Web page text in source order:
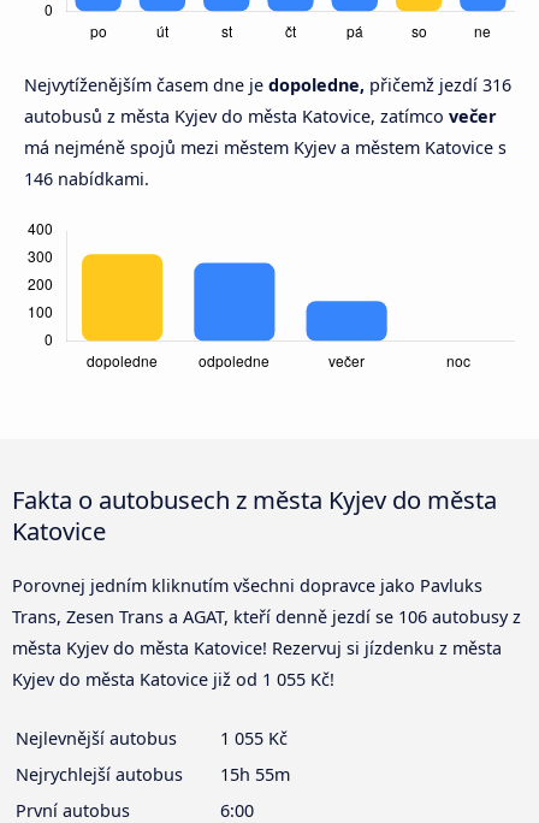
Nejvytíženějším časem dne je dopoledne, přičemž jezdí 316
autobusů z města Kyjev do města Katovice, zatímco večer
má nejméně spojů mezi městem Kyjev a městem Katovice s
146 nabídkami.
Fakta o autobusech z města Kyjev do města
Katovice
Porovnej jedním kliknutím všechni dopravce jako Pavluks
Trans, Zesen Trans a AGAT, kteří denně jezdí se 106 autobusy z
města Kyjev do města Katovice! Rezervuj si jízdenku z města
Kyjev do města Katovice již od 1 055 Kč!
Nejlevnější autobus
1 055 Kč
Nejrychlejší autobus
15h 55m
První autobus
6:00